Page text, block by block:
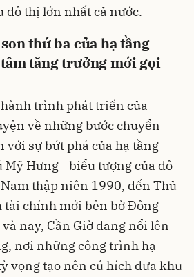
đô thị lớn nhất cả nước.
thứ ba của hạ tầng
tăng trưởng mới gọi
trình phát triển của
về những bước chuyển
với sự bứt phá của hạ tầng
Mỹ Hưng - biểu tượng của đô
thập niên 1990, đến Thủ
chính mới bên bờ Đông
nay, Cần Giờ đang nổi lên
nơi những công trình hạ
vọng tạo nên cú hích đưa khu